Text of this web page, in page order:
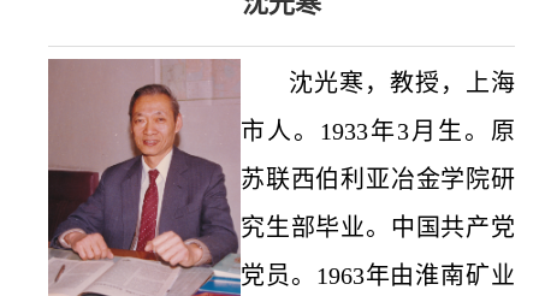
沈光寒，教授，上海
市人。1933年3月生。原
苏联西伯利亚冶金学院研
究生部毕业。中国共产党
党员。1963年由淮南矿业